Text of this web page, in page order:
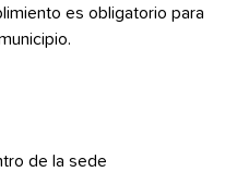
es obligatorio para
de la sede